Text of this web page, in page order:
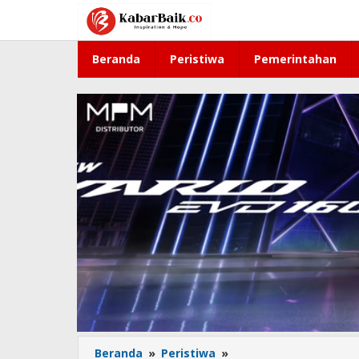
konten
Beranda Peristiwa Pemerintahan
Beranda » Peristiwa »